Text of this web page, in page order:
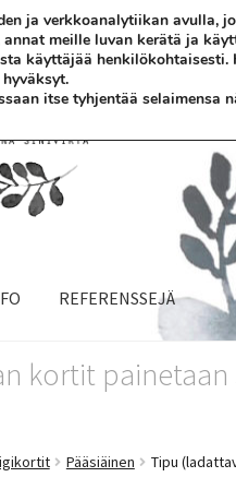
REFERENSSEJÄ
kortit painetaan
Pääsiäinen Tipu
ja verkkoanalytiikan avulla,
meille luvan kerätä ja
käyttäjää
itse tyhjentää